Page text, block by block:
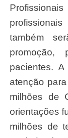
Profissionais da Atenção Básica e os
também
promoção,
pacientes.
atenção
milhões de
orientações
milhões de